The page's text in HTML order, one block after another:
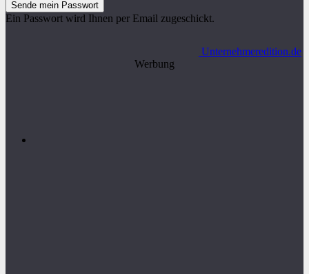
Ein Passwort wird Ihnen per Email zugeschickt.
Unternehmeredition.de
Werbung